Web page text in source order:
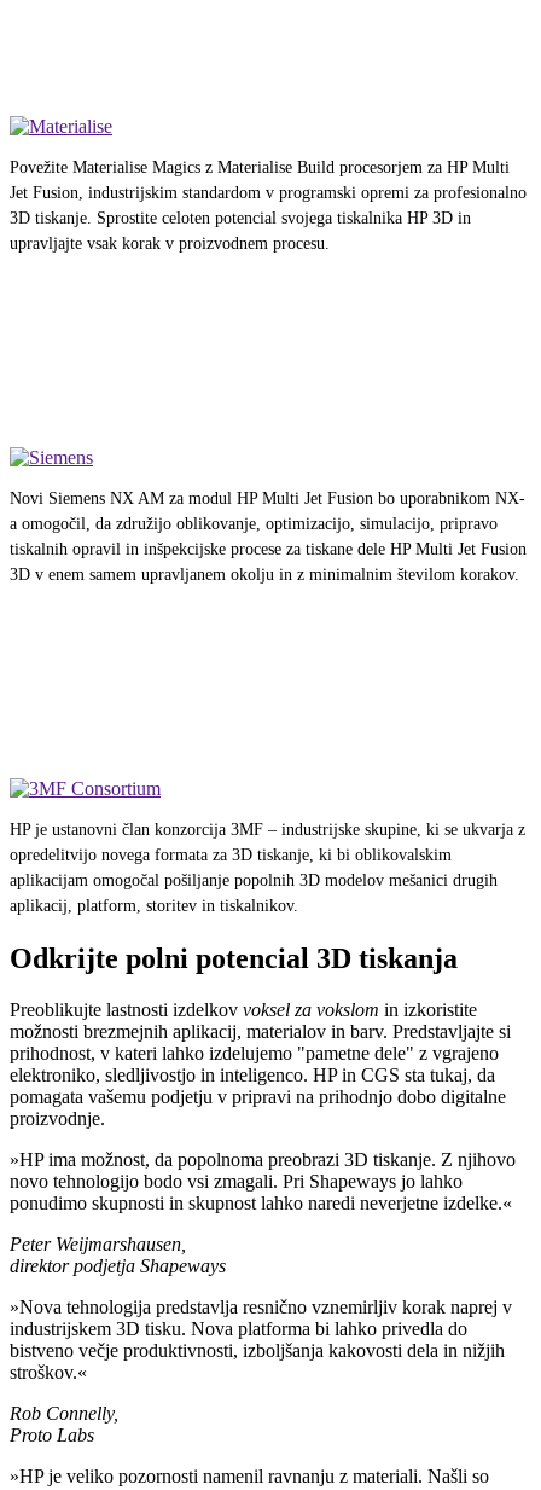
Povežite Materialise Magics z Materialise Build procesorjem za HP Multi
Jet Fusion, industrijskim standardom v programski opremi za profesionalno
3D tiskanje. Sprostite celoten potencial svojega tiskalnika HP 3D in
upravljajte vsak korak v proizvodnem procesu.
Novi Siemens NX AM za modul HP Multi Jet Fusion bo uporabnikom NX-
a omogočil, da združijo oblikovanje, optimizacijo, simulacijo, pripravo
tiskalnih opravil in inšpekcijske procese za tiskane dele HP Multi Jet Fusion
3D v enem samem upravljanem okolju in z minimalnim številom korakov.
HP je ustanovni član konzorcija 3MF – industrijske skupine, ki se ukvarja z
opredelitvijo novega formata za 3D tiskanje, ki bi oblikovalskim
aplikacijam omogočal pošiljanje popolnih 3D modelov mešanici drugih
aplikacij, platform, storitev in tiskalnikov.
Odkrijte polni potencial 3D tiskanja
Preoblikujte lastnosti izdelkov voksel za vokslom in izkoristite
možnosti brezmejnih aplikacij, materialov in barv. Predstavljajte si
prihodnost, v kateri lahko izdelujemo "pametne dele" z vgrajeno
elektroniko, sledljivostjo in inteligenco. HP in CGS sta tukaj, da
pomagata vašemu podjetju v pripravi na prihodnjo dobo digitalne
proizvodnje.
»HP ima možnost, da popolnoma preobrazi 3D tiskanje. Z njihovo
novo tehnologijo bodo vsi zmagali. Pri Shapeways jo lahko
ponudimo skupnosti in skupnost lahko naredi neverjetne izdelke.«
Peter Weijmarshausen,
direktor podjetja Shapeways
»Nova tehnologija predstavlja resnično vznemirljiv korak naprej v
industrijskem 3D tisku. Nova platforma bi lahko privedla do
bistveno večje produktivnosti, izboljšanja kakovosti dela in nižjih
stroškov.«
Rob Connelly,
Proto Labs
»HP je veliko pozornosti namenil ravnanju z materiali. Našli so